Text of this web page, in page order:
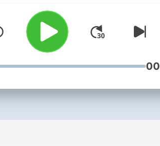
newsletteru 11AM a hlavní
komentátorka Czech News
Center.